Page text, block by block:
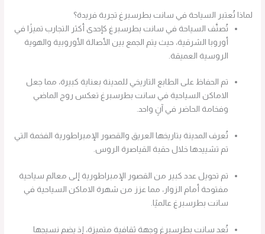
لماذا تُعتبر السياحة في سانت بطرسبرغ تجربة فريدة؟
تُصنَّف السياحة في سانت بطرسبرغ كإحدى أكثر التجارب تميزًا في
أوروبا الشرقية، حيث يتم الجمع بين الأصالة الأوروبية والهوية
الروسية العميقة.
تم الحفاظ على الطابع التاريخي للمدينة بعناية كبيرة، مما جعل
الاماكن السياحية في سانت بطرسبرغ تعكس روح الماضي
وفخامة الحاضر في آنٍ واحد.
تُعرف المدينة بتاريخها العريق والقصور الإمبراطورية الفخمة التي
تم تشييدها خلال حقبة القياصرة الروس.
تم تحويل عدد كبير من القصور الإمبراطورية إلى معالم سياحية
مفتوحة أمام الزوار، مما عزز من شهرة الاماكن السياحية في
سانت بطرسبرغ عالميًا.
تُعد سانت بطرسبرغ وجهة ثقافية متميزة، إذ يضم نسيجها